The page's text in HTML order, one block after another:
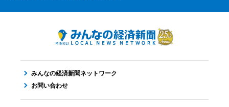
みんなの経済新聞ネットワーク
お問い合わせ